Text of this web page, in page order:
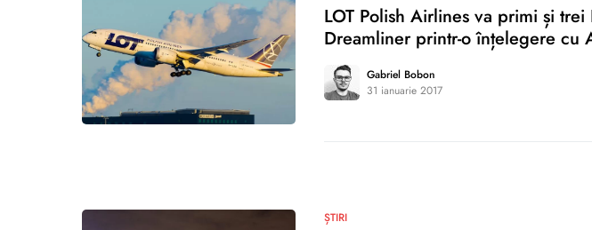
LOT Polish Airlines va primi și
Dreamliner printr-o înțelegere cu
Gabriel Bobon
31 ianuarie 2017
ȘTIRI